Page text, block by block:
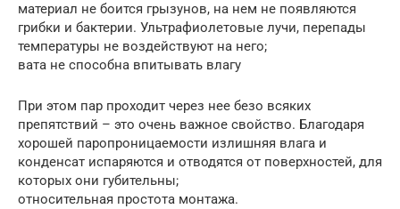
материал не боится грызунов, на нем не появляются
грибки и бактерии. Ультрафиолетовые лучи, перепады
температуры не воздействуют на него;
вата не способна впитывать влагу
При этом пар проходит через нее безо всяких
препятствий – это очень важное свойство. Благодаря
хорошей паропроницаемости излишняя влага и
конденсат испаряются и отводятся от поверхностей, для
которых они губительны;
относительная простота монтажа.